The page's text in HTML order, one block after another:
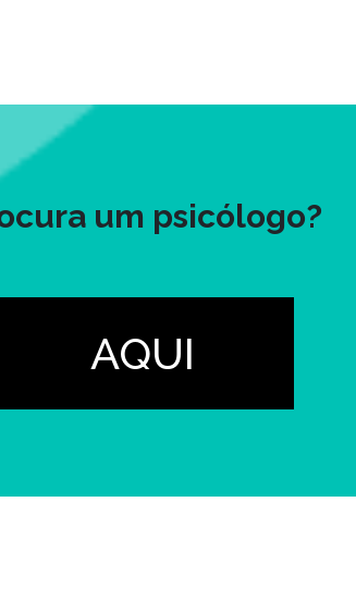
um psicólogo?
AQUI